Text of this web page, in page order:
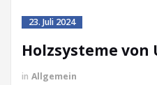
23. Juli 2024
Holzsysteme von
in Allgemein